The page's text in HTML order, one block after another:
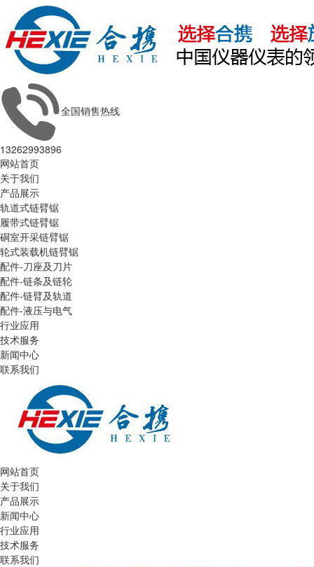
全国销售热线
13262993896
网站首页
关于我们
产品展示
轨道式链臂锯
履带式链臂锯
硐室开采链臂锯
轮式装载机链臂锯
配件-刀座及刀片
配件-链条及链轮
配件-链臂及轨道
配件-液压与电气
行业应用
技术服务
新闻中心
联系我们
网站首页
关于我们
产品展示
新闻中心
行业应用
技术服务
联系我们